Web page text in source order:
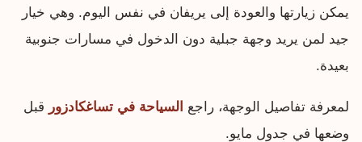
يمكن زيارتها والعودة إلى يريفان في نفس اليوم. وهي خيار
جيد لمن يريد وجهة جبلية دون الدخول في مسارات جنوبية
بعيدة.
لمعرفة تفاصيل الوجهة، راجع السياحة في تساغكادزور قبل
وضعها في جدول مايو.